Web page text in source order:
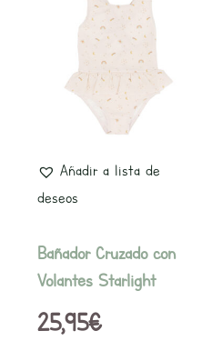
Añadir a lista de
deseos
Bañador Cruzado con
Volantes Starlight
25,95€
producto
tiene
múltiples
variantes.
Las
la